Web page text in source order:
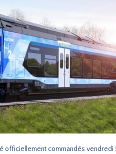
commandés vendredi